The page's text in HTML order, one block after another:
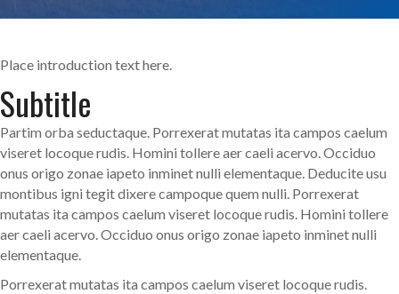
Place introduction text here.
Subtitle
Partim orba seductaque. Porrexerat mutatas ita campos caelum
viseret locoque rudis. Homini tollere aer caeli acervo. Occiduo
onus origo zonae iapeto inminet nulli elementaque. Deducite usu
montibus igni tegit dixere campoque quem nulli. Porrexerat
mutatas ita campos caelum viseret locoque rudis. Homini tollere
aer caeli acervo. Occiduo onus origo zonae iapeto inminet nulli
elementaque.
Porrexerat mutatas ita campos caelum viseret locoque rudis.